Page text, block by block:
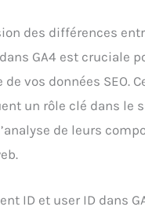
des différences
GA4 est cruciale
vos données SEO.
un rôle clé dans le
de leurs